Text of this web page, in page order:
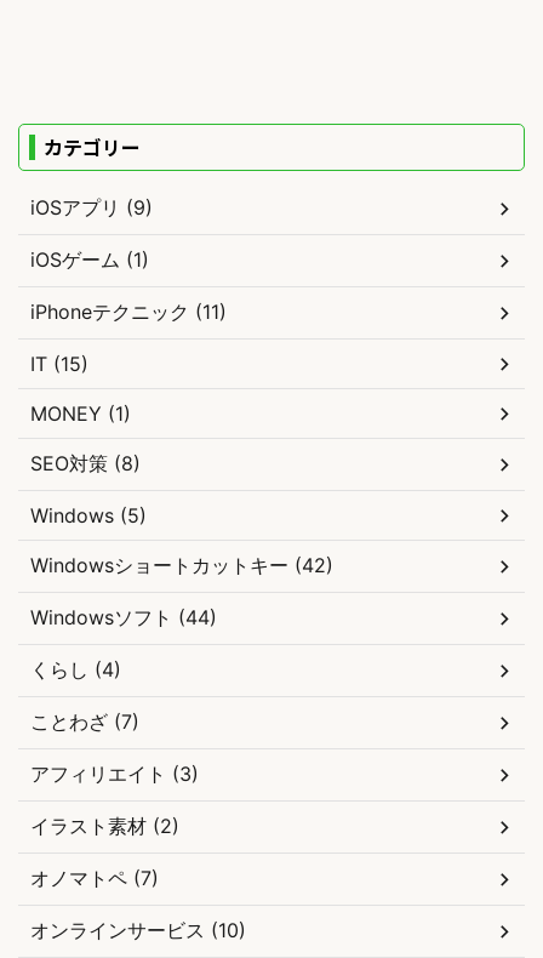
カテゴリー
iOSアプリ (9)
iOSゲーム (1)
iPhoneテクニック (11)
IT (15)
MONEY (1)
SEO対策 (8)
Windows (5)
Windowsショートカットキー (42)
Windowsソフト (44)
くらし (4)
ことわざ (7)
アフィリエイト (3)
イラスト素材 (2)
オノマトペ (7)
オンラインサービス (10)